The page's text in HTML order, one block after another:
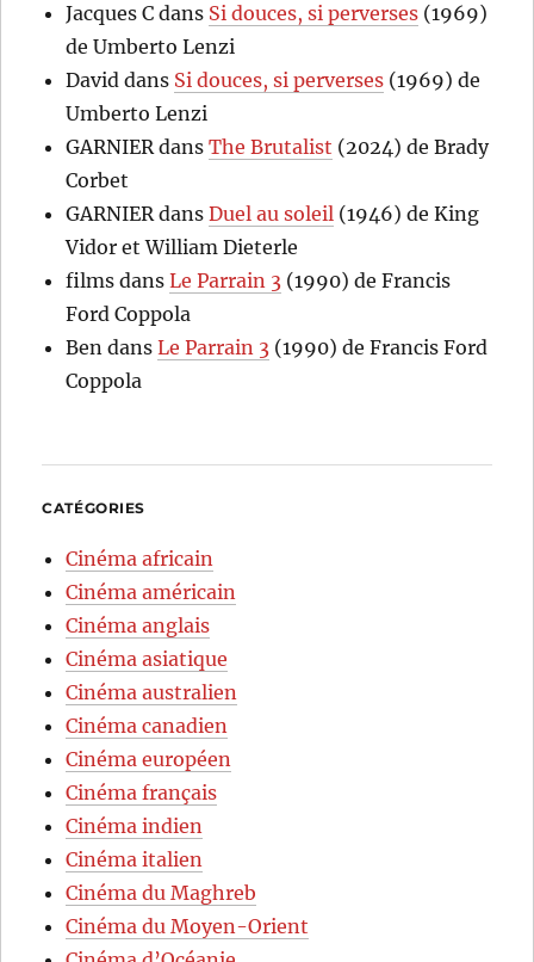
Jacques C dans Si douces, si perverses (1969)
de Umberto Lenzi
David dans Si douces, si perverses (1969) de
Umberto Lenzi
GARNIERdansThe Brutalist (2024) de Brady
Corbet
GARNIERdansDuel au soleil (1946) de King
Vidor et William Dieterle
films dansLe Parrain 3 (1990) de Francis
Ford Coppola
Ben dansLe Parrain 3 (1990) de Francis Ford
Coppola
CATÉGORIES
Cinéma africain
Cinéma américain
Cinéma anglais
Cinéma asiatique
Cinéma australien
Cinéma canadien
Cinéma européen
Cinéma français
Cinéma indien
Cinéma italien
Cinéma du Maghreb
Cinéma du Moyen-Orient